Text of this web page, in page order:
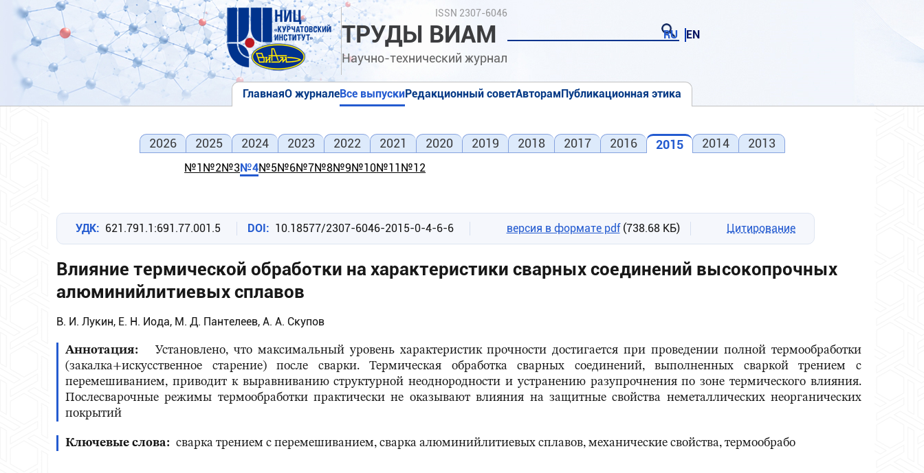
Перейти
основному
содержанию
ISSN 2307-6046
ТРУДЫ ВИАМ
Научно-технический журнал
RU
EN
Основная
ГлавнаяО журналеВсе выпускиРедакционный советАвторамПубликационная этика
2026 2025 2024 2023 2022 2021 2020 2019 2018 2017 2016 2015
№1 №2№3№4№5№6№7№8№9№10№11 №12
2014 2013
УДК 621.791.1:691.77.001.5 DOI 10.18577/2307-6046-2015-0-4-6-6 версия в формате pdf (738.68 КБ) Цитирование
Влияние термической обработки на характеристики сварных соединений высокопрочных
алюминийлитиевых сплавов
В. И. Лукин, Е. Н. Иода, М. Д. Пантелеев, А. А. Скупов
Аннотация
Установлено, что максимальный уровень характеристик прочности достигается при проведении полной термообработки
(закалка+искусственное старение) после сварки. Термическая обработка сварных соединений, выполненных сваркой трением с
перемешиванием, приводит к выравниванию структурной неоднородности и устранению разупрочнения по зоне термического влияния.
Послесварочные режимы термообработки практически не оказывают влияния на защитные свойства неметаллических неорганических
покрытий
Ключевые слова сварка трением с перемешиванием, сварка алюминийлитиевых сплавов, механические свойства, термообрабо